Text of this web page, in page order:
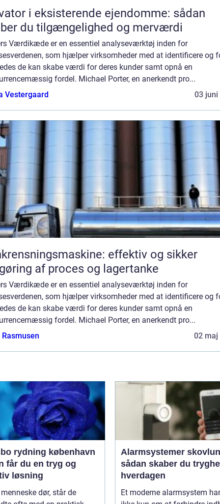
i eksisterende ejendomme: sådan
du tilgængelighed og merværdi
Værdikæde er en essentiel analyseværktøj inden for
som hjælper virksomheder med at identificere og
de kan skabe værdi for deres kunder samt opnå en
fordel. Michael Porter, en anerkendt pro...
Vestergaard
03 juni
effektiv og sikker
af proces og lagertanke
Værdikæde er en essentiel analyseværktøj inden for
som hjælper virksomheder med at identificere og
de kan skabe værdi for deres kunder samt opnå en
fordel. Michael Porter, en anerkendt pro...
02 maj
rydning københavn
får du en tryg og
løsning
dør, står de
Alarmsystemer
sådan skaber du
hverdagen
Et moderne alarmsystem